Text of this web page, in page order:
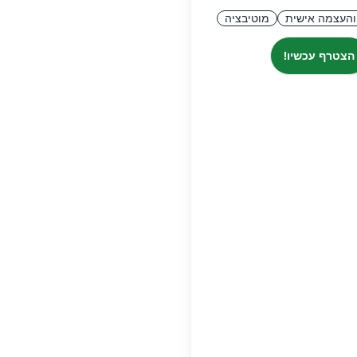
והעצמה אישית מוטיבציה
הצטרף עכשיו!